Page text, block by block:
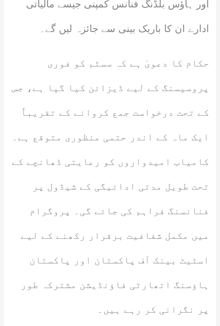
اور ہاؤس بلڈنگ فنانس کمپنی جیسے مالیاتی
ادارے ان کا باریک بینی سے جائزہ لیں گے۔
حکام کا دعویٰ ہے کہ سسٹم کو فوری
پروسیسنگ کے لیے ڈیزائن کیا گیا ہے، جس
کے تحت درخواست جمع کروانے کے تقریباً
ایک ماہ کے اندر حتمی منظوری متوقع ہے۔
کامیاب امیدواروں کو رعایتی ڈھانچے کے
تحت طویل مدتی ادائیگی کے شیڈول پر
فنانسنگ فراہم کی جائے گی۔ پروگرام
میں مکمل شفافیت برقرار رکھنے کے لیے
اسٹیٹ بینک آف پاکستان اور پاکستان
ہاؤسنگ اتھارٹی فاؤنڈیشن مشترکہ طور
پر نگرانی کر رہے ہیں۔